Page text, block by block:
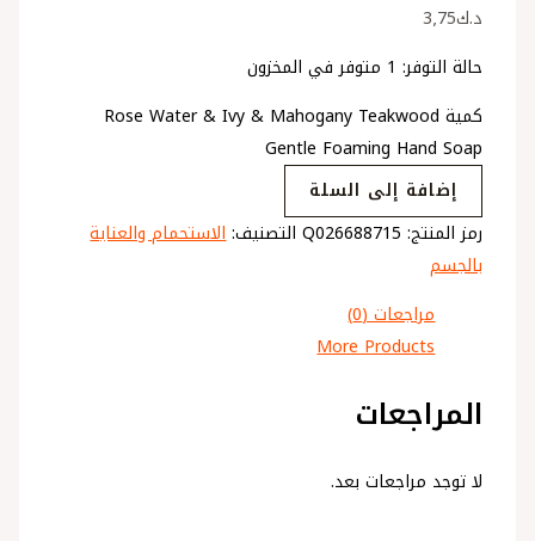
د.ك3٫75
حالة التوفر: 1 متوفر في المخزون
كمية Rose Water & Ivy & Mahogany Teakwood
Gentle Foaming Hand Soap
إضافة إلى السلة
رمز المنتج: Q026688715 التصنيف:الاستحمام والعناية
بالجسم
مراجعات (0)
More Products
المراجعات
لا توجد مراجعات بعد.